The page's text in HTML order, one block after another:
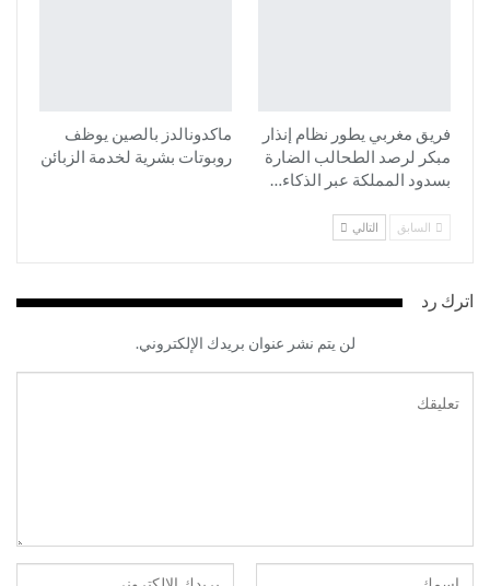
فريق مغربي يطور نظام إنذار
مبكر لرصد الطحالب الضارة
بسدود المملكة عبر الذكاء…
ماكدونالدز بالصين يوظف
روبوتات بشرية لخدمة الزبائن
السابق التالي
اترك رد
لن يتم نشر عنوان بريدك الإلكتروني.